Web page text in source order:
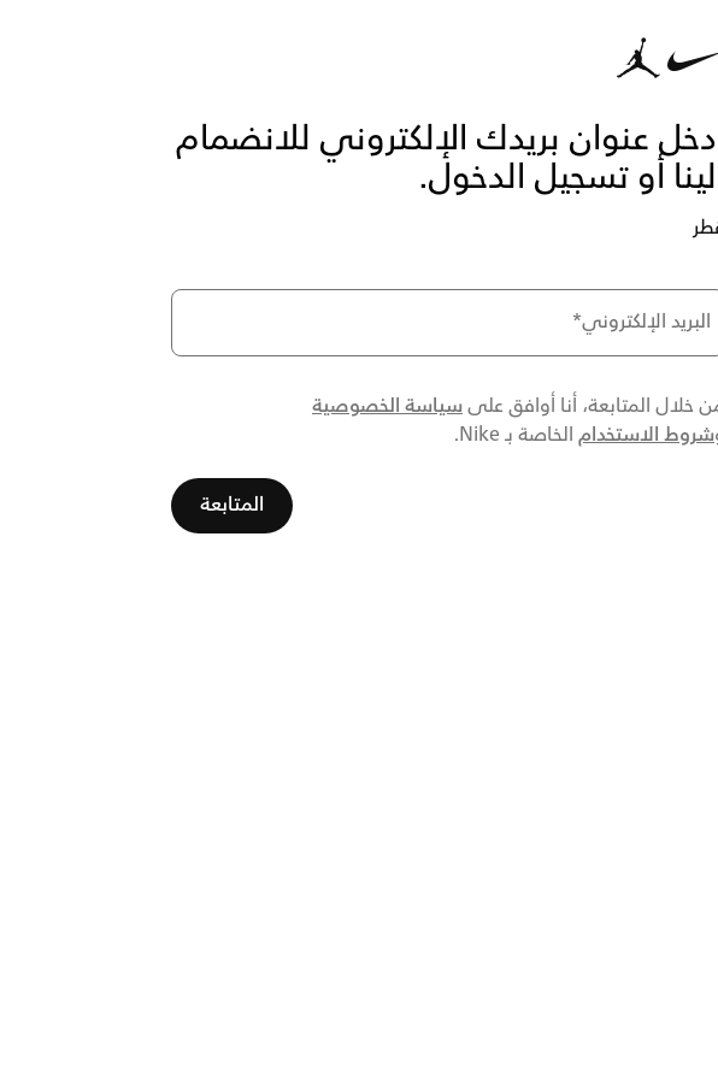
عنوان بريدك الإلكتروني للانضمام
أو تسجيل الدخول.
البريد الإلكتروني*
خلال المتابعة، أنا أوافق علىسياسة الخصوصية
شروط الاستخدام الخاصة بـ Nike.
المتابعة